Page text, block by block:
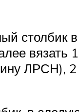
столбик
ЛРСН),